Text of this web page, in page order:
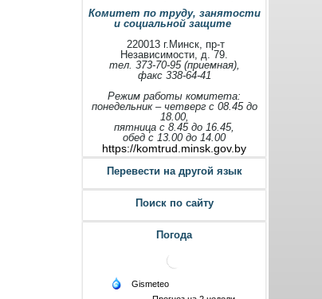
Комитет по труду, занятости
и социальной защите
220013 г.Минск, пр-т
Независимости, д. 79.
тел. 373-70-95 (приемная),
факс 338-64-41
Режим работы комитета:
понедельник – четверг с 08.45 до
18.00,
пятница с 8.45 до 16.45,
обед с 13.00 до 14.00
https://komtrud.minsk.gov.by
Перевести на другой язык
Поиск по сайту
Погода